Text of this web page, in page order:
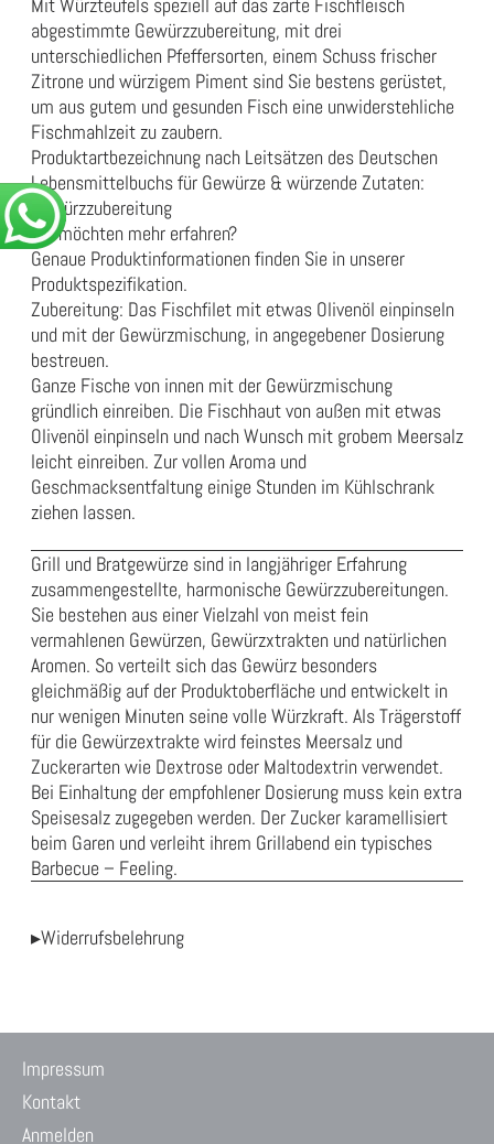
abgestimmte Gewürzzubereitung, mit drei
unterschiedlichen Pfeffersorten, einem Schuss frischer
Zitrone und würzigem Piment sind Sie bestens gerüstet,
um aus gutem und gesunden Fisch eine unwiderstehliche
Fischmahlzeit zu zaubern.
Produktartbezeichnung nach Leitsätzen des Deutschen
Lebensmittelbuchs für Gewürze & würzende Zutaten:
Gewürzzubereitung
Sie möchten mehr erfahren?
Genaue Produktinformationen finden Sie in unserer
Produktspezifikation.
Zubereitung: Das Fischfilet mit etwas Olivenöl einpinseln
und mit der Gewürzmischung, in angegebener Dosierung
bestreuen.
Ganze Fische von innen mit der Gewürzmischung
gründlich einreiben. Die Fischhaut von außen mit etwas
Olivenöl einpinseln und nach Wunsch mit grobem Meersalz
leicht einreiben. Zur vollen Aroma und
Geschmacksentfaltung einige Stunden im Kühlschrank
ziehen lassen.
Grill und Bratgewürze sind in langjähriger Erfahrung
zusammengestellte, harmonische Gewürzzubereitungen.
Sie bestehen aus einer Vielzahl von meist fein
vermahlenen Gewürzen, Gewürzxtrakten und natürlichen
Aromen. So verteilt sich das Gewürz besonders
gleichmäßig auf der Produktoberfläche und entwickelt in
nur wenigen Minuten seine volle Würzkraft. Als Trägerstoff
für die Gewürzextrakte wird feinstes Meersalz und
Zuckerarten wie Dextrose oder Maltodextrin verwendet.
Bei Einhaltung der empfohlener Dosierung muss kein extra
Speisesalz zugegeben werden. Der Zucker karamellisiert
beim Garen und verleiht ihrem Grillabend ein typisches
Barbecue – Feeling.
▸Widerrufsbelehrung
Impressum
Kontakt
Anmelden